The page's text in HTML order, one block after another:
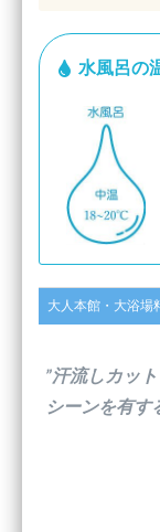
水風呂の
大人本館・大浴場
”汗流しカッ
シーンを有す